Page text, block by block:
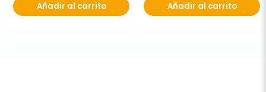
Añadir al carrito Añadir al carrito